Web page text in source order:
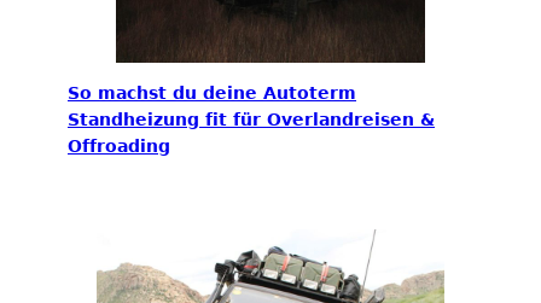
So machst du deine Autoterm
Standheizung fit für Overlandreisen &
Offroading